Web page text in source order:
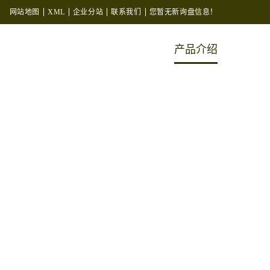
网站地图 XML 企业分站 联系我们 您暂无新询盘信息！
产品介绍